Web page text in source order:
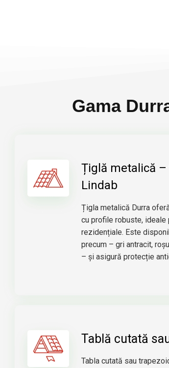
Gama
Țiglă metalică
Lindab
Țigla metalică Durra
cu profile robuste, ideale
rezidențiale. Este
precum – gri antracit,
– și asigură protecție
Tablă cutată
Tabla cutată sau